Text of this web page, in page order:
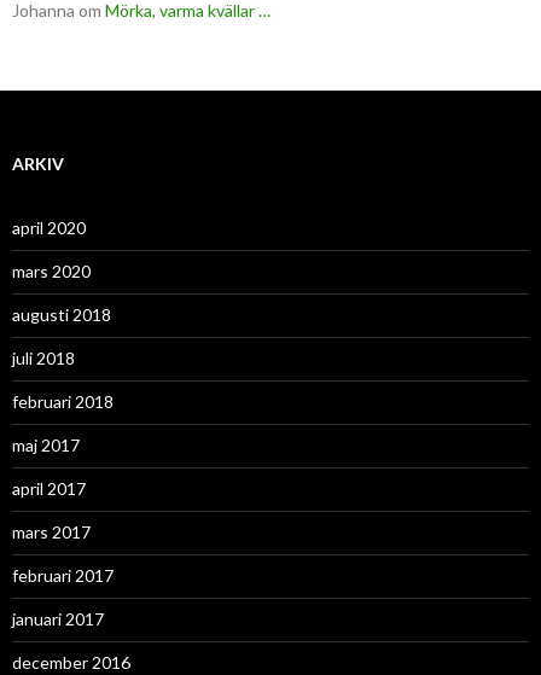
Johanna om Mörka, varma kvällar …
ARKIV
april 2020
mars 2020
augusti 2018
juli 2018
februari 2018
maj 2017
april 2017
mars 2017
februari 2017
januari 2017
december 2016